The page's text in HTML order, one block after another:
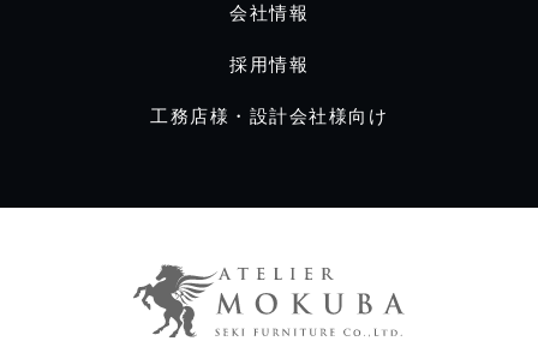
会社情報
採用情報
工務店様・設計会社様向け